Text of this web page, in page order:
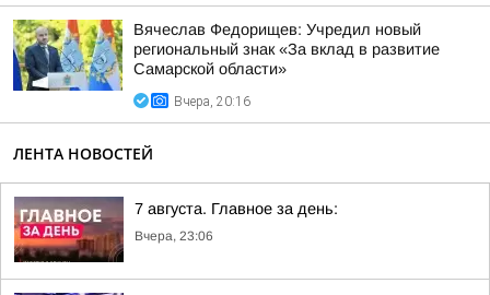
Вячеслав Федорищев: Учредил новый
региональный знак «За вклад в развитие
Самарской области»
Вчера, 20:16
ЛЕНТА НОВОСТЕЙ
7 августа. Главное за день:
Вчера, 23:06